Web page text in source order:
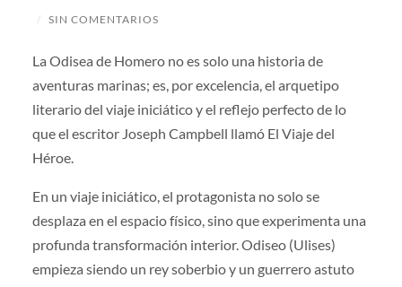
/ SIN COMENTARIOS
La Odisea de Homero no es solo una historia de
aventuras marinas; es, por excelencia, el arquetipo
literario del viaje iniciático y el reflejo perfecto de lo
que el escritor Joseph Campbell llamó El Viaje del
Héroe.
En un viaje iniciático, el protagonista no solo se
desplaza en el espacio físico, sino que experimenta una
profunda transformación interior. Odiseo (Ulises)
empieza siendo un rey soberbio y un guerrero astuto